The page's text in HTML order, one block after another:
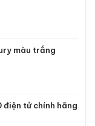
màu trắng
điện tử chính hãng